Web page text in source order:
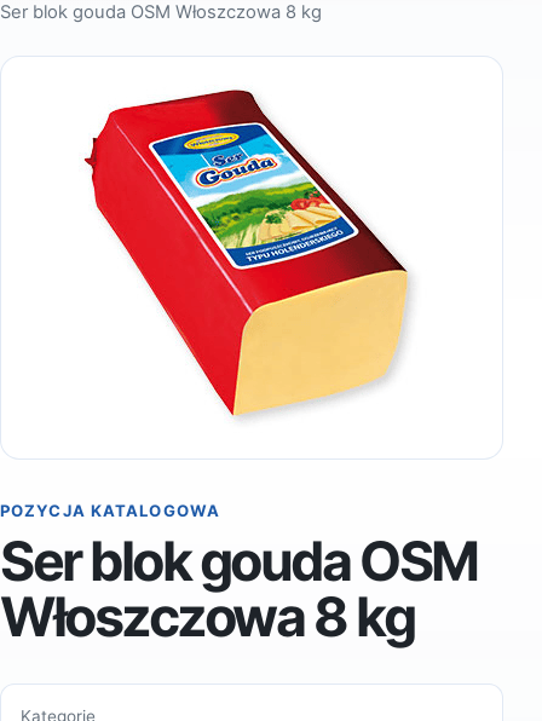
Ser blok gouda OSM Włoszczowa 8 kg
POZYCJA KATALOGOWA
Ser blok gouda OSM
Włoszczowa 8 kg
Kategorie